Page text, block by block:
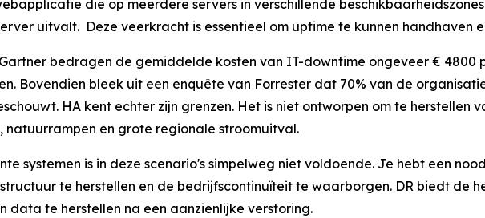
die op meerdere servers in verschillende
uitvalt. Deze veerkracht is essentieel om uptime te kunnen handhaven
bedragen de gemiddelde kosten van IT-downtime ongeveer € 4800
Bovendien bleek uit een enquête van Forrester dat 70% van de
HA kent echter zijn grenzen. Het is niet ontworpen om te herstellen
en grote regionale stroomuitval.
systemen is in deze scenario's simpelweg niet voldoende. Je hebt een
te herstellen en de bedrijfscontinuïteit te waarborgen. DR biedt de
data te herstellen na een aanzienlijke verstoring.